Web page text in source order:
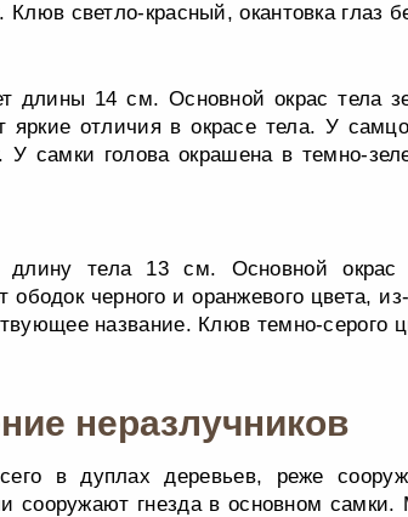
светло-красный, окантовка глаз
длины 14 см. Основной окрас тела
отличия в окрасе тела. У
У самки голова окрашена в темно-
тела 13 см. Основной окрас
черного и оранжевого цвета,
название. Клюв темно-серого
неразлучников
в дуплах деревьев, реже
сооружают гнезда в основном